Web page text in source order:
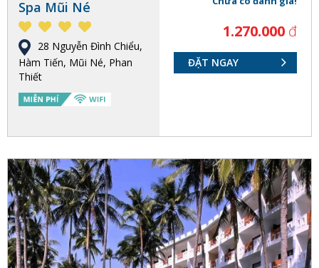
Spa Mũi Né
28 Nguyễn Đình Chiểu,
Hàm Tiến, Mũi Né, Phan
Thiết
1.270.000 đ
ĐẶT NGAY